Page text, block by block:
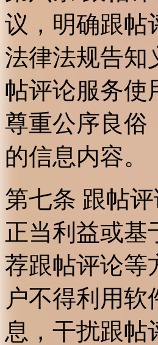
议，明确跟帖
法律法规告知
帖评论服务使
尊重公序良俗
的信息内容。
第七条 跟帖
正当利益或基
荐跟帖评论等
户不得利用
息，干扰跟帖